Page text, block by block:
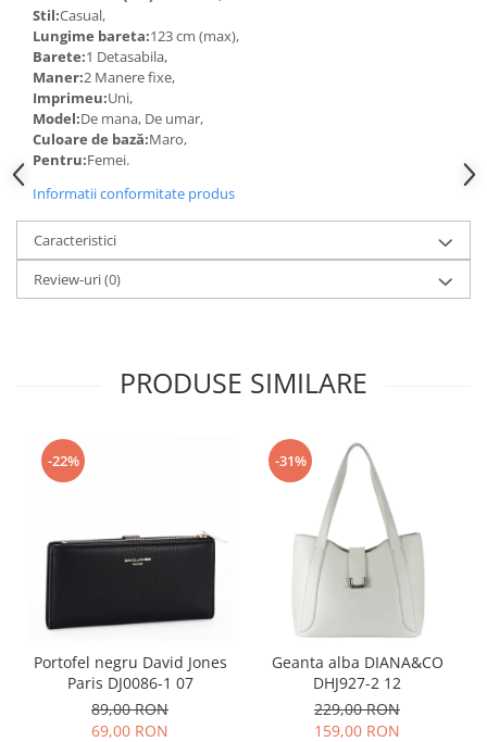
Stil:Casual,
Lungime bareta:123 cm (max),
Barete:1 Detasabila,
Maner:2 Manere fixe,
Imprimeu:Uni,
Model:De mana, De umar,
Culoare de bază:Maro,
Pentru:Femei.
Informatii conformitate produs
Caracteristici
Review-uri(0)
PRODUSE SIMILARE
-22%
Portofel negru David Jones
Paris DJ0086-1 07
89,00 RON
69,00 RON
-31%
Geanta alba DIANA&CO
DHJ927-2 12
229,00 RON
159,00 RON